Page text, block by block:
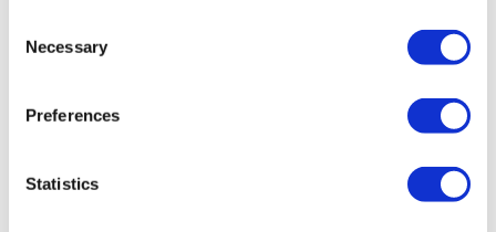
Selection
Necessary
Preferences
Statistics
Londres y Abadía de Westminster